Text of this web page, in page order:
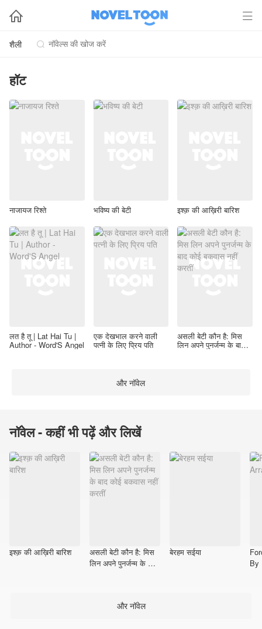
 
शैली 
हॉट
नाजायज रिश्ते भविष्य की बेटी इश्क़ की आख़िरी बारिश
लत है तू | Lat Hai Tu |
Author - Word'S Angel
एक देखभाल करने वाली
पत्नी के लिए प्रिय पति
असली बेटी कौन है: मिस
लिन अपने पुनर्जन्म के बाद
और नॉवेल
नॉवेल - कहीं भी पढ़ें और लिखें
इश्क़ की आख़िरी बारिश
असली बेटी कौन है: मिस
लिन अपने पुनर्जन्म के बाद
बेरहम सईया
By
और नॉवेल